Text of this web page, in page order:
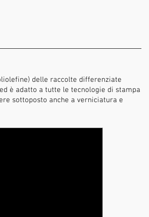
delle raccolte differenziate
è adatto a tutte le tecnologie di stampa
sottoposto anche a verniciatura e